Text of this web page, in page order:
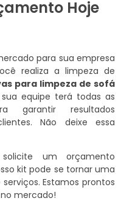
Hoje
para sua empresa
realiza a limpeza de
para limpeza de sofá
equipe terá todas as
garantir resultados
Não deixe essa
um orçamento
kit pode se tornar uma
Estamos prontos
mercado!